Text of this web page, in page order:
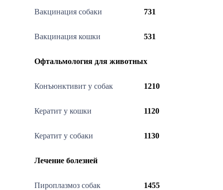
Вакцинация собаки 731
Вакцинация кошки 531
Офтальмология для животных
Конъюнктивит у собак 1210
Кератит у кошки 1120
Кератит у собаки 1130
Лечение болезней
Пироплазмоз собак 1455